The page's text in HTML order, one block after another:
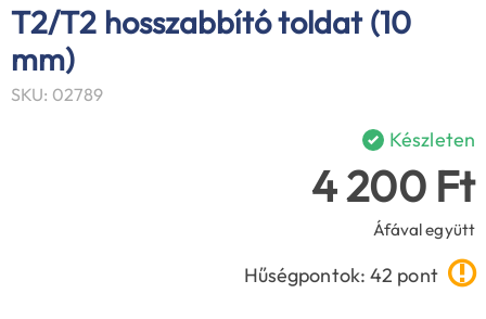
T2/T2 hosszabbító toldat (10
mm)
SKU: 02789
Készleten
4 200 Ft
Áfával együtt
Hűségpontok: 42 pont